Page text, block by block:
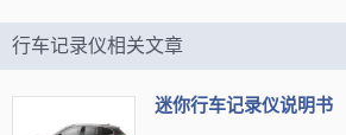
行车记录仪相关文章
迷你行车记录仪说明书